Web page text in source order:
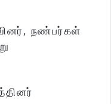
நண்பர்கள்